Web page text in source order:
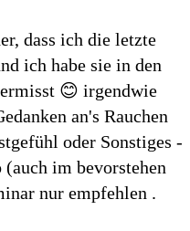
dass ich die letzte
ich habe sie in den
😊 irgendwie
an's Rauchen
oder Sonstiges -
im bevorstehen
nur empfehlen .